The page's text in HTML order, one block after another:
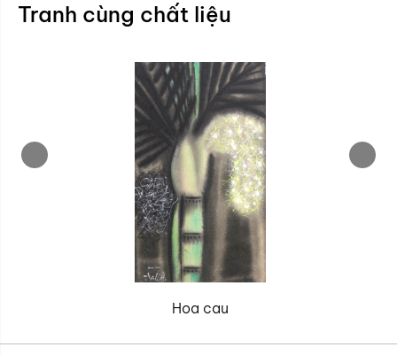
Tranh cùng chất liệu
Hoa cau